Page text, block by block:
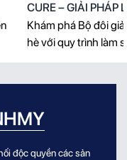
CURE – GIẢI PHÁP
CHO LÀN DA
Khám phá Bộ đôi
hè với quy trình làm
giúp loại bỏ bã
điểm làn da phải đối
[...]
độc quyền các sản